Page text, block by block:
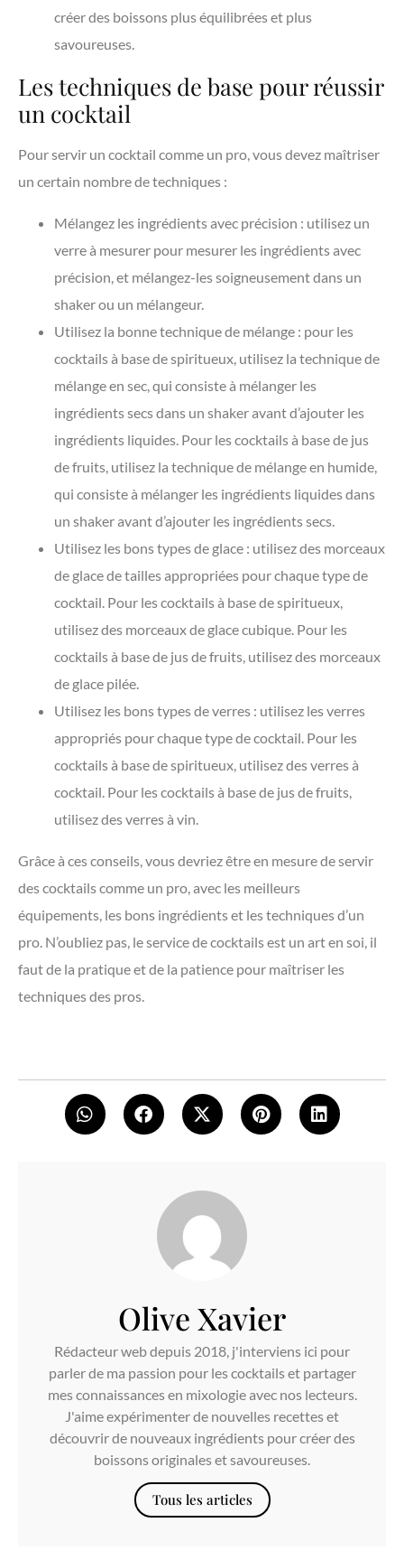
créer des boissons plus équilibrées et plus
savoureuses.
Les techniques de base pour réussir
un cocktail
Pour servir un cocktail comme un pro, vous devez maîtriser
un certain nombre de techniques :
Mélangez les ingrédients avec précision : utilisez un
verre à mesurer pour mesurer les ingrédients avec
précision, et mélangez-les soigneusement dans un
shaker ou un mélangeur.
Utilisez la bonne technique de mélange : pour les
cocktails à base de spiritueux, utilisez la technique de
mélange en sec, qui consiste à mélanger les
ingrédients secs dans un shaker avant d’ajouter les
ingrédients liquides. Pour les cocktails à base de jus
de fruits, utilisez la technique de mélange en humide,
qui consiste à mélanger les ingrédients liquides dans
un shaker avant d’ajouter les ingrédients secs.
Utilisez les bons types de glace : utilisez des morceaux
de glace de tailles appropriées pour chaque type de
cocktail. Pour les cocktails à base de spiritueux,
utilisez des morceaux de glace cubique. Pour les
cocktails à base de jus de fruits, utilisez des morceaux
de glace pilée.
Utilisez les bons types de verres : utilisez les verres
appropriés pour chaque type de cocktail. Pour les
cocktails à base de spiritueux, utilisez des verres à
cocktail. Pour les cocktails à base de jus de fruits,
utilisez des verres à vin.
Grâce à ces conseils, vous devriez être en mesure de servir
des cocktails comme un pro, avec les meilleurs
équipements, les bons ingrédients et les techniques d’un
pro. N’oubliez pas, le service de cocktails est un art en soi, il
faut de la pratique et de la patience pour maîtriser les
techniques des pros.
Olive Xavier
Rédacteur web depuis 2018, j'interviens ici pour
parler de ma passion pour les cocktails et partager
mes connaissances en mixologie avec nos lecteurs.
J'aime expérimenter de nouvelles recettes et
découvrir de nouveaux ingrédients pour créer des
boissons originales et savoureuses.
Tous les articles